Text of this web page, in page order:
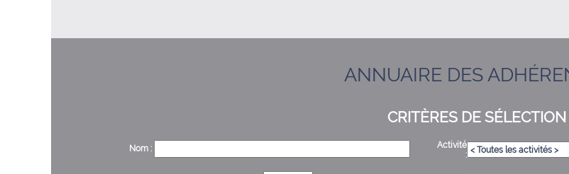
ANNUAIRE DES
CRITÈRES DE SÉLECTION
Nom :
Activité
: